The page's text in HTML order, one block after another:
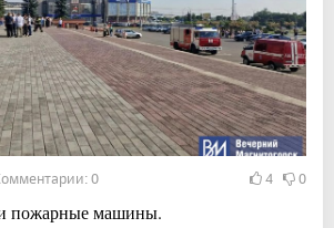
0 4 0
пожарные машины.